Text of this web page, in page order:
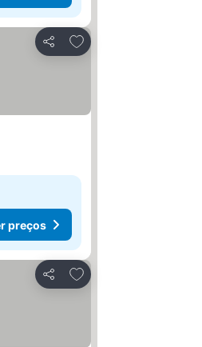
Partilhar
Adicionar aos favoritos
preços
Partilhar
Adicionar aos favoritos